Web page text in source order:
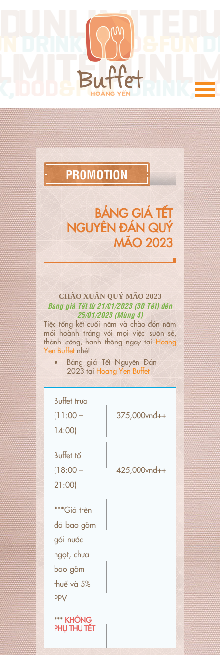
PROMOTION
BẢNG GIÁ TẾT
NGUYÊN ĐÁN QUÝ
MÃO 2023
CHÀO XUÂN QUÝ MÃO 2023
Bảng giá Tết từ 21/01/2023 (30 Tết) đến
25/01/2023 (Mùng 4)
Tiệc tổng kết cuối năm và chào đón năm
mới hoành tráng với mọi việc suôn sẻ,
thành công, hanh thông ngay tạiHoang
Yen Buffet nhé!
Bảng giá Tết Nguyên Đán
2023 tại Hoang Yen Buffet
Buffet trưa
(11:00 –
14:00)
375,000vnđ++
Buffet tối
(18:00 –
21:00)
425,000vnđ++
***Giá trên
đã bao gồm
gói nước
ngọt, chưa
bao gồm
thuế và 5%
PPV
*** KHÔNG
PHỤ THU TẾT